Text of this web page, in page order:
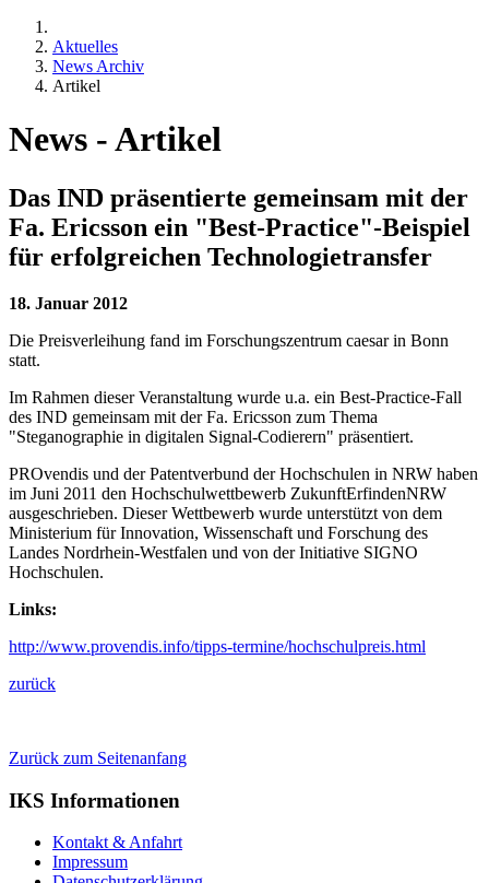
Aktuelles
News Archiv
Artikel
News - Artikel
Das IND präsentierte gemeinsam mit der
Fa. Ericsson ein "Best-Practice"-Beispiel
für erfolgreichen Technologietransfer
18. Januar 2012
Die Preisverleihung fand im Forschungszentrum caesar in Bonn
statt.
Im Rahmen dieser Veranstaltung wurde u.a. ein Best-Practice-Fall
des IND gemeinsam mit der Fa. Ericsson zum Thema
"Steganographie in digitalen Signal-Codierern" präsentiert.
PROvendis und der Patentverbund der Hochschulen in NRW haben
im Juni 2011 den Hochschulwettbewerb ZukunftErfindenNRW
ausgeschrieben. Dieser Wettbewerb wurde unterstützt von dem
Ministerium für Innovation, Wissenschaft und Forschung des
Landes Nordrhein-Westfalen und von der Initiative SIGNO
Hochschulen.
Links:
http://www.provendis.info/tipps-termine/hochschulpreis.html
zurück
Zurück zum Seitenanfang
IKS Informationen
Kontakt & Anfahrt
Impressum